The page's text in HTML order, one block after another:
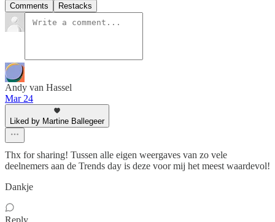
Comments Restacks
Andy van Hassel
Mar 24
Liked by Martine Ballegeer
Thx for sharing! Tussen alle eigen weergaves van zo vele
deelnemers aan de Trends day is deze voor mij het meest waardevol!
Dankje
Reply